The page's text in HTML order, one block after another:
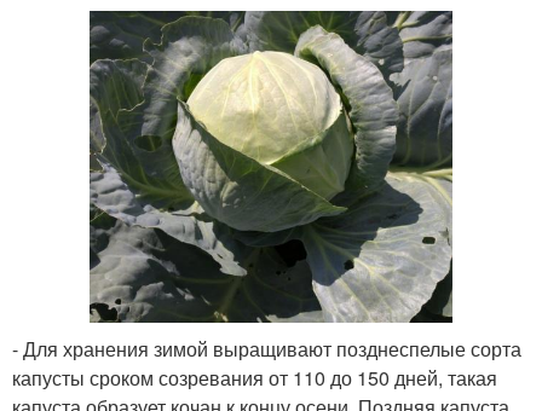
- Для хранения зимой выращивают позднеспелые сорта
капусты сроком созревания от 110 до 150 дней, такая